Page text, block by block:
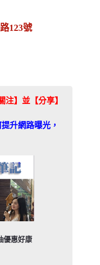
123號
注】並【分享】
升網路曝光，
優惠好康